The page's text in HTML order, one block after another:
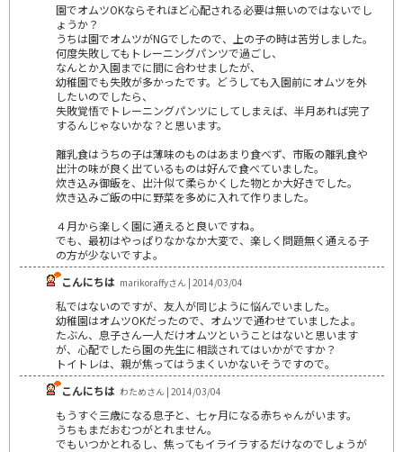
園でオムツOKならそれほど心配される必要は無いのではないでし
ょうか？
うちは園でオムツがNGでしたので、上の子の時は苦労しました。
何度失敗してもトレーニングパンツで過ごし、
なんとか入園までに間に合わせましたが、
幼稚園でも失敗が多かったです。どうしても入園前にオムツを外
したいのでしたら、
失敗覚悟でトレーニングパンツにしてしまえば、半月あれば完了
するんじゃないかな？と思います。
離乳食はうちの子は薄味のものはあまり食べず、市販の離乳食や
出汁の味が良く出ているものは好んで食べていました。
炊き込み御飯を、出汁似て柔らかくした物とか大好きでした。
炊き込みご飯の中に野菜を多めに入れて作りました。
４月から楽しく園に通えると良いですね。
でも、最初はやっぱりなかなか大変で、楽しく問題無く通える子
の方が少ないですよ。
こんにちは marikoraffyさん | 2014/03/04
私ではないのですが、友人が同じように悩んでいました。
幼稚園はオムツOKだったので、オムツで通わせていましたよ。
たぶん、息子さん一人だけオムツということはないと思います
が、心配でしたら園の先生に相談されてはいかがですか？
トイトレは、親が焦ってはうまくいかないそうですので。
こんにちは わためさん | 2014/03/04
もうすぐ三歳になる息子と、七ヶ月になる赤ちゃんがいます。
うちもまだおむつがとれません。
でもいつかとれるし、焦ってもイライラするだけなのでしょうが